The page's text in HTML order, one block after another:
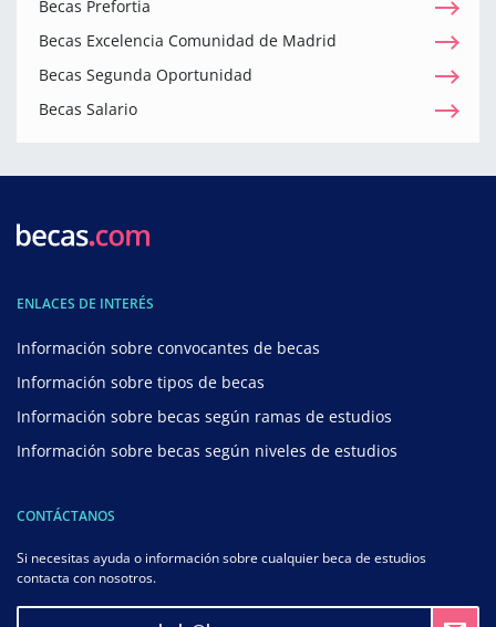
Becas Prefortia
Becas Excelencia Comunidad de Madrid
Becas Segunda Oportunidad
Becas Salario
ENLACES DE INTERÉS
Información sobre convocantes de becas
Información sobre tipos de becas
Información sobre becas según ramas de estudios
Información sobre becas según niveles de estudios
CONTÁCTANOS
Si necesitas ayuda o información sobre cualquier beca de estudios
contacta con nosotros.